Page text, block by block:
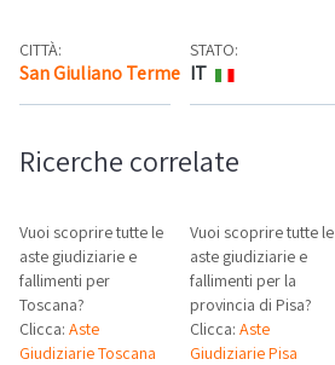
CITTÀ:
San Giuliano Terme Mappa
STATO:
IT
Ricerche correlate
Vuoi scoprire tutte le
aste giudiziarie e
fallimenti per
Toscana?
Clicca: Aste
Giudiziarie Toscana
Vuoi scoprire tutte le
aste giudiziarie e
fallimenti per la
provincia di Pisa?
Clicca:Aste
Giudiziarie Pisa